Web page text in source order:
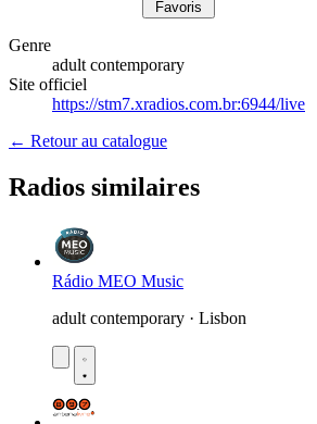
Favoris
Genre
adult contemporary
Site officiel
https://stm7.xradios.com.br:6944/live
← Retour au catalogue
Radios similaires
Rádio MEO Music
adult contemporary · Lisbon